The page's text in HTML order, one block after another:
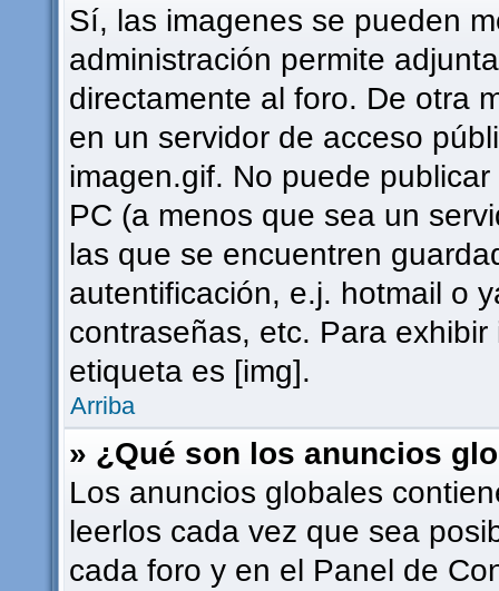
Sí, las imagenes se pueden
administración permite
directamente al foro. De otra
en un servidor de acceso
imagen.gif. No puede
PC (a menos que sea un
las que se encuentren
autentificación, e.j. hotmail o
contraseñas, etc. Para
etiqueta es [img].
Arriba
» ¿Qué son los anuncios
Los anuncios globales
leerlos cada vez que sea
cada foro y en el Panel de